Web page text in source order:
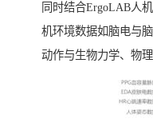
同时结合ErgoLAB人
机环境数据如脑电与
动作与生物力学、物